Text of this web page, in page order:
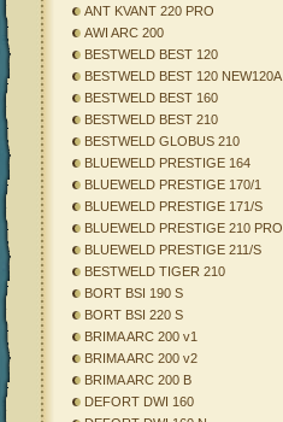
ANT KVANT 220 PRO
AWI ARC 200
BESTWELD BEST 120
BESTWELD BEST 120 NEW120A
BESTWELD BEST 160
BESTWELD BEST 210
BESTWELD GLOBUS 210
BLUEWELD PRESTIGE 164
BLUEWELD PRESTIGE 170/1
BLUEWELD PRESTIGE 171/S
BLUEWELD PRESTIGE 210 PRO
BLUEWELD PRESTIGE 211/S
BESTWELD TIGER 210
BORT BSI 190 S
BORT BSI 220 S
BRIMA ARC 200 v1
BRIMA ARC 200 v2
BRIMA ARC 200 B
DEFORT DWI 160